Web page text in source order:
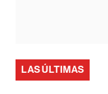
LAS ÚLTIMAS